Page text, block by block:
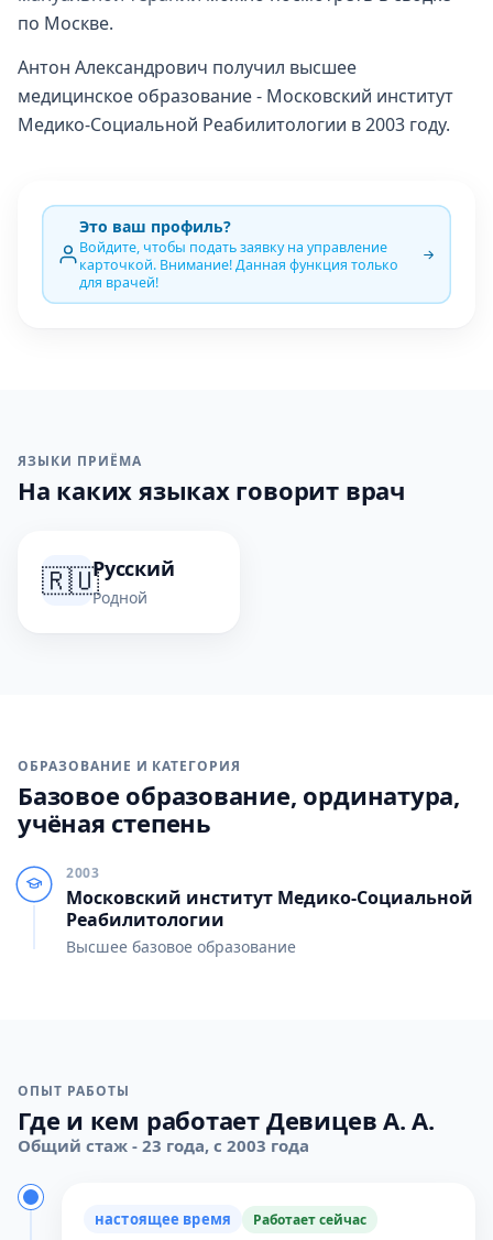
по Москве.
Антон Александрович получил высшее
медицинское образование - Московский институт
Медико-Социальной Реабилитологии в 2003 году.
Это ваш профиль?
Войдите, чтобы подать заявку на управление
карточкой. Внимание! Данная функция только
для врачей!
ЯЗЫКИ ПРИЁМА
На каких языках говорит врач
🇷🇺Русский
Родной
ОБРАЗОВАНИЕ И КАТЕГОРИЯ
Базовое образование, ординатура,
учёная степень
2003
Московский институт Медико-Социальной
Реабилитологии
Высшее базовое образование
ОПЫТ РАБОТЫ
Где и кем работает Девицев А. А.
Общий стаж - 23 года, с 2003 года
настоящее время Работает сейчас